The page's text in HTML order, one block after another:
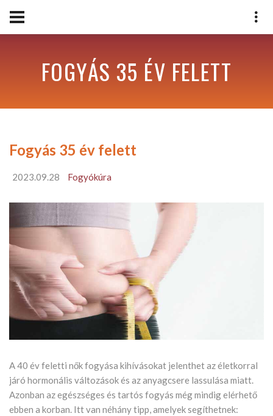
FOGYÁS 35 ÉV FELETT
Fogyás 35 év felett
2023.09.28 Fogyókúra
A 40 év feletti nők fogyása kihívásokat jelenthet az életkorral
járó hormonális változások és az anyagcsere lassulása miatt.
Azonban az egészséges és tartós fogyás még mindig elérhető
ebben a korban. Itt van néhány tipp, amelyek segíthetnek: